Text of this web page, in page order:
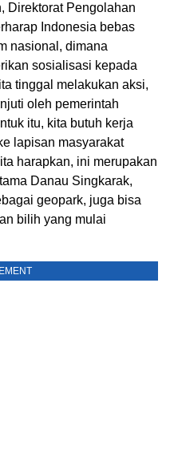
Direktorat Pengolahan
Indonesia bebas
nasional, dimana
sosialisasi kepada
tinggal melakukan aksi,
oleh pemerintah
itu, kita butuh kerja
lapisan masyarakat
harapkan, ini merupakan
Danau Singkarak,
geopark, juga bisa
bilih yang mulai